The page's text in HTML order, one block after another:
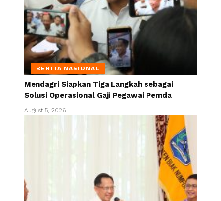
BERITA NASIONAL
Mendagri Siapkan Tiga Langkah sebagai
Solusi Operasional Gaji Pegawai Pemda
August 5, 2026